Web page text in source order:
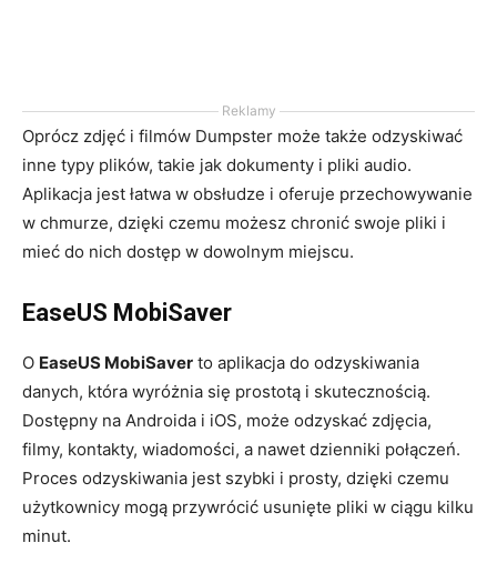
Reklamy
Oprócz zdjęć i filmów Dumpster może także odzyskiwać
inne typy plików, takie jak dokumenty i pliki audio.
Aplikacja jest łatwa w obsłudze i oferuje przechowywanie
w chmurze, dzięki czemu możesz chronić swoje pliki i
mieć do nich dostęp w dowolnym miejscu.
EaseUS MobiSaver
O EaseUS MobiSaver to aplikacja do odzyskiwania
danych, która wyróżnia się prostotą i skutecznością.
Dostępny na Androida i iOS, może odzyskać zdjęcia,
filmy, kontakty, wiadomości, a nawet dzienniki połączeń.
Proces odzyskiwania jest szybki i prosty, dzięki czemu
użytkownicy mogą przywrócić usunięte pliki w ciągu kilku
minut.